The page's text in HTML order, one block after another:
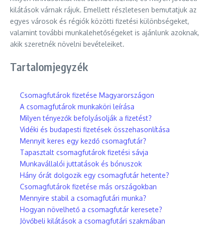
kilátások várnak rájuk. Emellett részletesen bemutatjuk az
egyes városok és régiók közötti fizetési különbségeket,
valamint további munkalehetőségeket is ajánlunk azoknak,
akik szeretnék növelni bevételeiket.
Tartalomjegyzék
Csomagfutárok fizetése Magyarországon
A csomagfutárok munkaköri leírása
Milyen tényezők befolyásolják a fizetést?
Vidéki és budapesti fizetések összehasonlítása
Mennyit keres egy kezdő csomagfutár?
Tapasztalt csomagfutárok fizetési sávja
Munkavállalói juttatások és bónuszok
Hány órát dolgozik egy csomagfutár hetente?
Csomagfutárok fizetése más országokban
Mennyire stabil a csomagfutári munka?
Hogyan növelhető a csomagfutár keresete?
Jövőbeli kilátások a csomagfutári szakmában